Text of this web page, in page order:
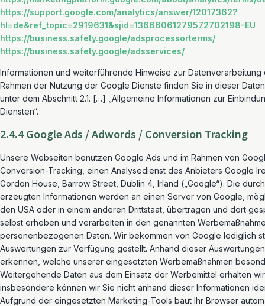
https://support.google.com/analytics/answer/12017362?
hl=de&ref_topic=2919631&sjid=13666061279572702198-EU
https://business.safety.google/adsprocessorterms/
https://business.safety.google/adsservices/
Informationen und weiterführende Hinweise zur Datenverarbeitung
Rahmen der Nutzung der Google Dienste finden Sie in dieser
unter dem Abschnitt 2.1. […] „Allgemeine Informationen zur
Diensten“.
2.4.4 Google Ads / Adwords / Conversion Tracking
Unsere Webseiten benutzen Google Ads und im Rahmen von
Conversion-Tracking, einen Analysedienst des Anbieters Google
Gordon House, Barrow Street, Dublin 4, Irland („Google“). Die
erzeugten Informationen werden an einen Server von Google,
den USA oder in einem anderen Drittstaat, übertragen und dort
selbst erheben und verarbeiten in den genannten
personenbezogenen Daten. Wir bekommen von Google lediglich
Auswertungen zur Verfügung gestellt. Anhand dieser
erkennen, welche unserer eingesetzten Werbemaßnahmen
Weitergehende Daten aus dem Einsatz der Werbemittel erhalten
insbesondere können wir Sie nicht anhand dieser Informationen
Aufgrund der eingesetzten Marketing-Tools baut Ihr Browser